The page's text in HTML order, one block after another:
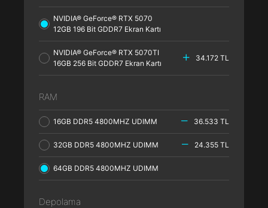
NVIDIA® GeForce® RTX 5070
12GB 196 Bit GDDR7 Ekran Kartı
NVIDIA® GeForce® RTX 5070TI
16GB 256 Bit GDDR7 Ekran Kartı
34.172 TL
RAM
16GB DDR5 4800MHZ UDIMM 36.533 TL
32GB DDR5 4800MHZ UDIMM 24.355 TL
64GB DDR5 4800MHZ UDIMM
Depolama